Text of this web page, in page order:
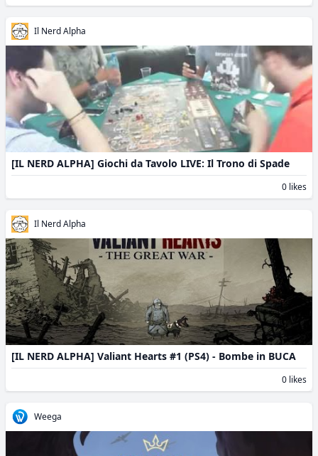
Il Nerd Alpha
[IL NERD ALPHA] Giochi da Tavolo LIVE: Il Trono di Spade
0 likes
Il Nerd Alpha
[IL NERD ALPHA] Valiant Hearts #1 (PS4) - Bombe in BUCA
0 likes
Weega